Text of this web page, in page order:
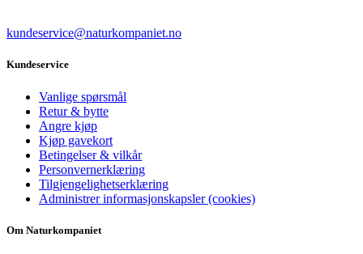
kundeservice@naturkompaniet.no
Kundeservice
Vanlige spørsmål
Retur & bytte
Angre kjøp
Kjøp gavekort
Betingelser & vilkår
Personvernerklæring
Tilgjengelighetserklæring
Administrer informasjonskapsler (cookies)
Om Naturkompaniet